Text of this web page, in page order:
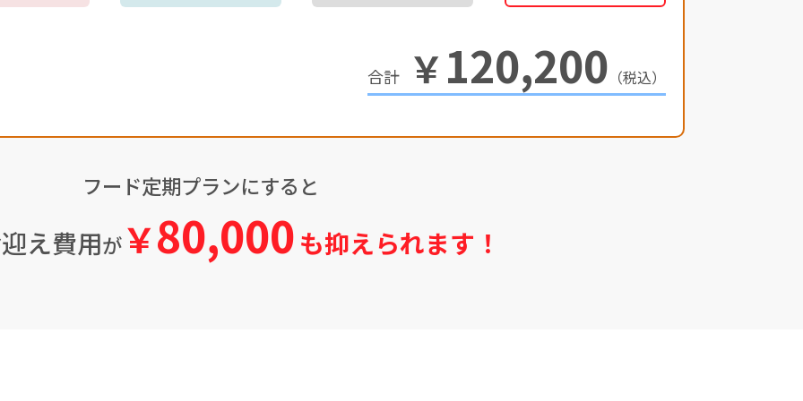
￥120,200 （税込）
フード定期プランにすると
え費用が￥80,000 も抑えられます！